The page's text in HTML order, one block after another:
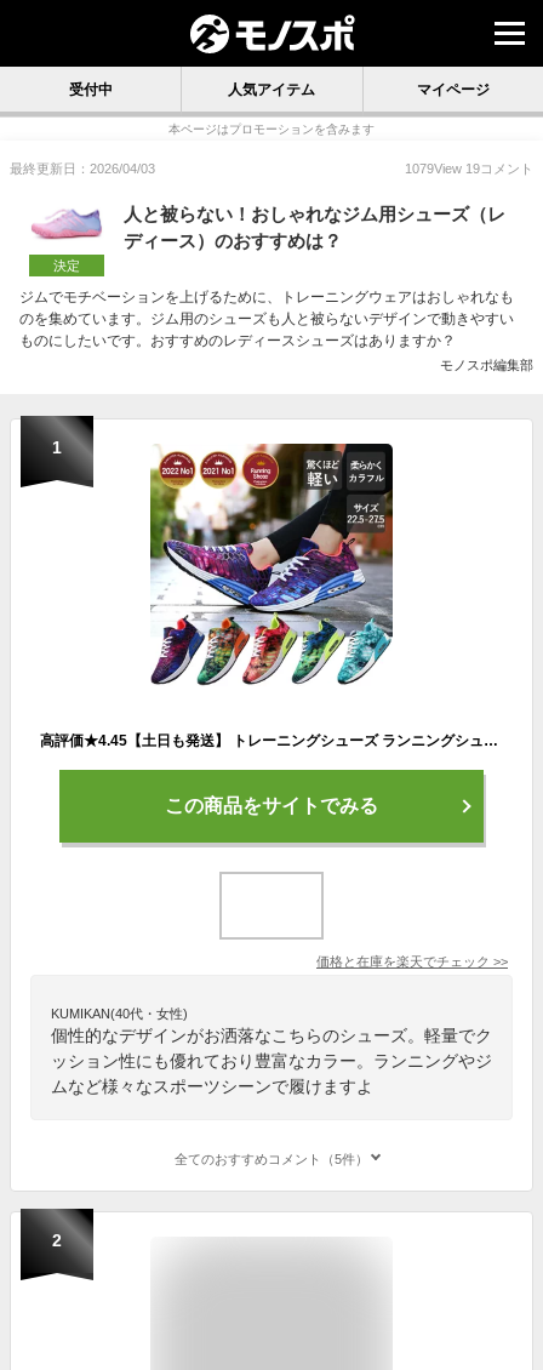
受付中 人気アイテム マイページ
本ページはプロモーションを含みます
最終更新日：2026/04/03 1079View 19コメント
決定
人と被らない！おしゃれなジム用シューズ（レ
ディース）のおすすめは？
ジムでモチベーションを上げるために、トレーニングウェアはおしゃれなも
のを集めています。ジム用のシューズも人と被らないデザインで動きやすい
ものにしたいです。おすすめのレディースシューズはありますか？
モノスポ編集部
1
高評価★4.45【土日も発送】 トレーニングシューズ ランニングシューズ メンズ レディース スニーカー 運動靴 ランニング シューズ ウォーキング ウォーキングシューズ 紐 おしゃれ 靴 靴紐 カジュアル 通学 通勤 軽い 軽量 スポーツ ジム
この商品をサイトでみる
価格と在庫を楽天でチェック >>
KUMIKAN(40代・女性)
個性的なデザインがお洒落なこちらのシューズ。軽量でク
ッション性にも優れており豊富なカラー。ランニングやジ
ムなど様々なスポーツシーンで履けますよ
全てのおすすめコメント（5件）
2